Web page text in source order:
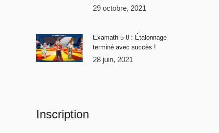
29 octobre, 2021
Examath 5-8 : Étalonnage
terminé avec succès !
28 juin, 2021
Inscription